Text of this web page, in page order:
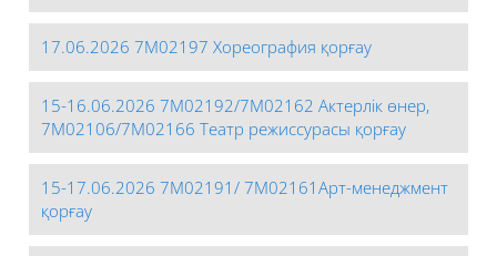
17.06.2026 7М02197 Хореография қорғау
15-16.06.2026 7М02192/7М02162 Актерлік өнер,
7М02106/7М02166 Театр режиссурасы қорғау
15-17.06.2026 7М02191/ 7М02161Арт-менеджмент
қорғау